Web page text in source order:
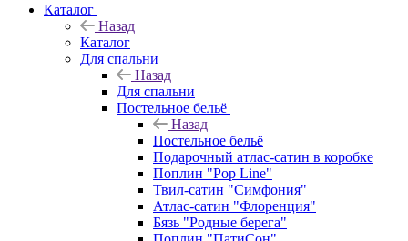
Каталог
Назад
Каталог
Для спальни
Назад
Для спальни
Постельное бельё
Назад
Постельное бельё
Подарочный атлас-сатин в коробке
Поплин "Pop Line"
Твил-сатин "Симфония"
Атлас-сатин "Флоренция"
Бязь "Родные берега"